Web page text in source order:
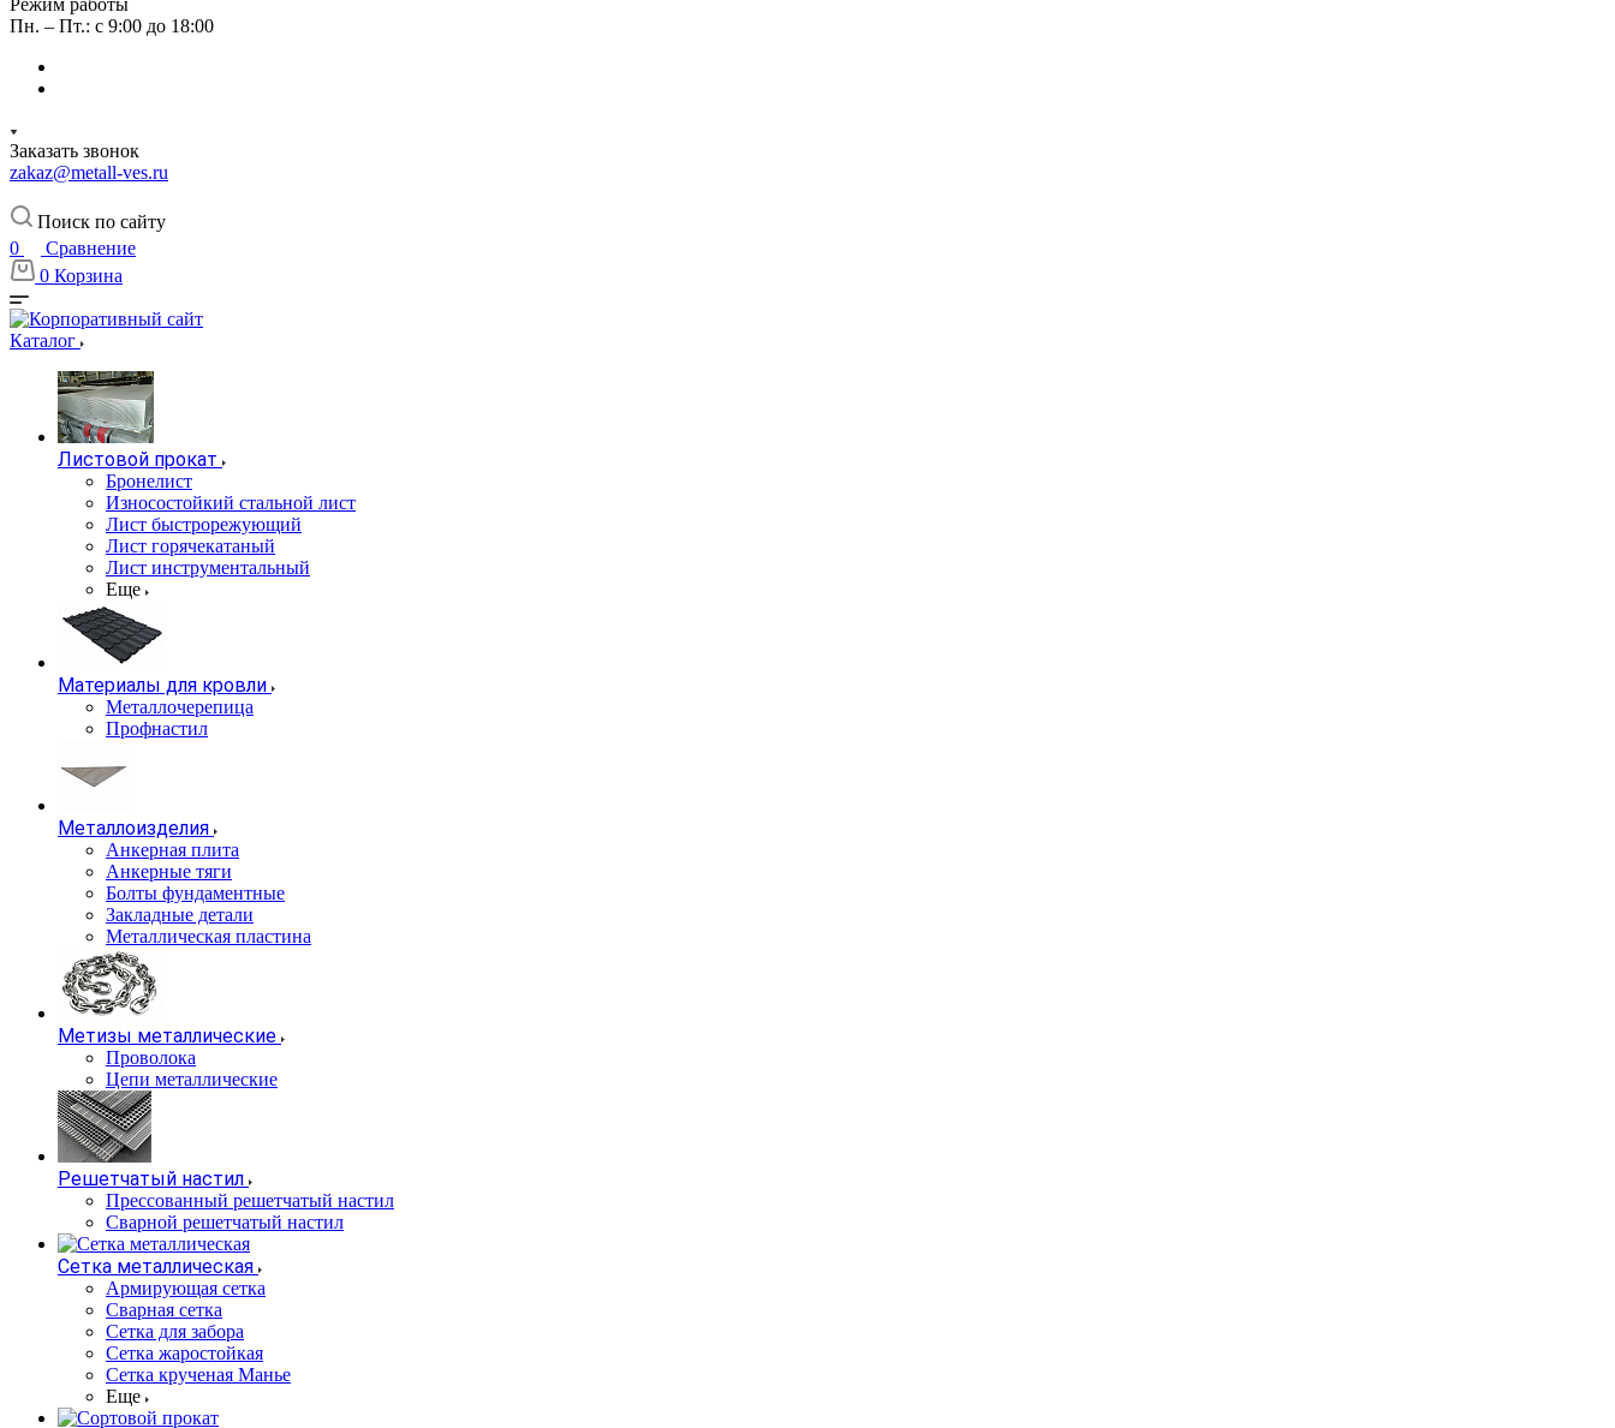
Режим работы
Пн. – Пт.: с 9:00 до 18:00
Заказать звонок
zakaz@metall-ves.ru
Поиск по сайту
0
Сравнение
0 Корзина
Каталог
Листовой прокат
Бронелист
Износостойкий стальной лист
Лист быстрорежующий
Лист горячекатаный
Лист инструментальный
Еще
Материалы для кровли
Металлочерепица
Профнастил
Металлоизделия
Анкерная плита
Анкерные тяги
Болты фундаментные
Закладные детали
Металлическая пластина
Метизы металлические
Проволока
Цепи металлические
Решетчатый настил
Прессованный решетчатый настил
Сварной решетчатый настил
Сетка металлическая
Армирующая сетка
Сварная сетка
Сетка для забора
Сетка жаростойкая
Сетка крученая Манье
Еще